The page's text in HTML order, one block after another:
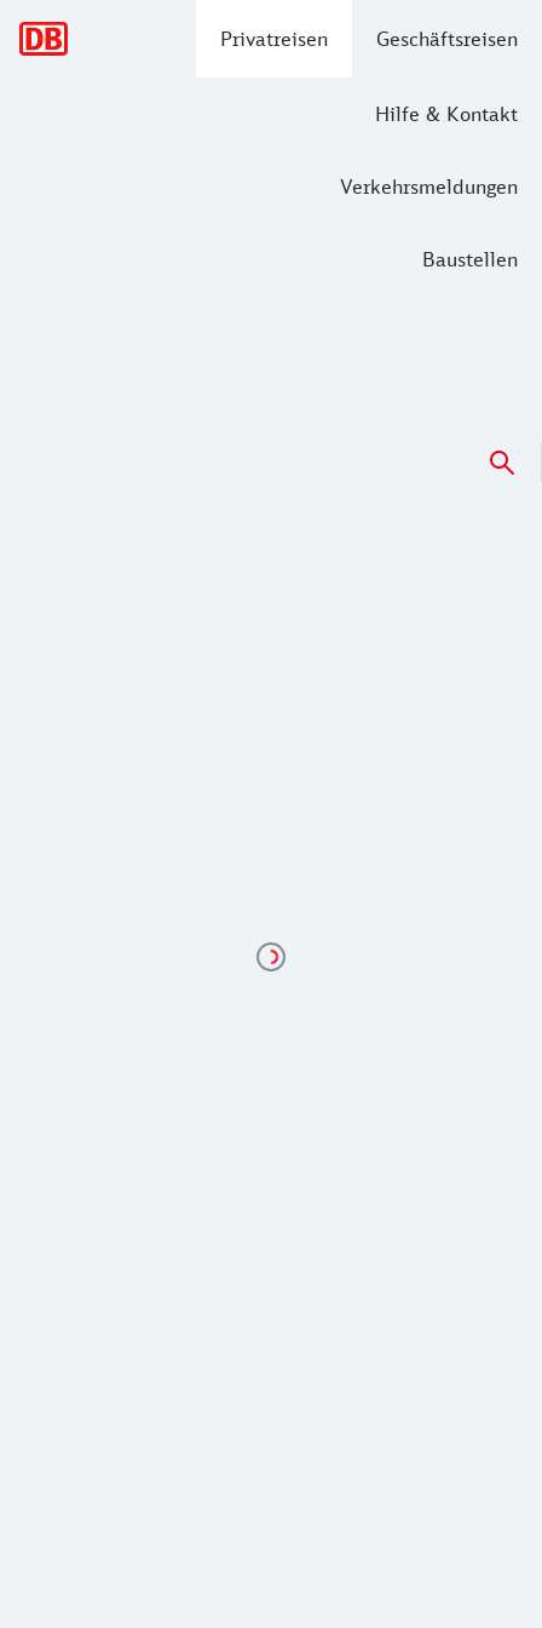
Privatreisen Geschäftsreisen
Hilfe & Kontakt
Verkehrsmeldungen
Baustellen